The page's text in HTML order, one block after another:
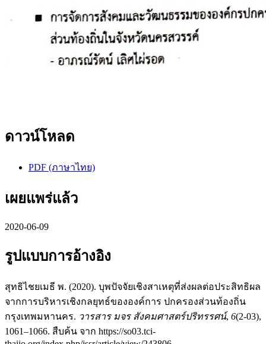
ดาวน์โหลด
PDF (ภาษาไทย)
เผยแพร่แล้ว
2020-06-09
รูปแบบการอ้างอิง
สุทธิไชยเมธี พ. (2020). บุพปัจจัยเชิงสาเหตุที่ส่งผลต่อประสิทธิผล
จากการบริหารเชิงกลยุทธ์ขององค์การ ปกครองส่วนท้องถิ่น
กรุงเทพมหานคร. วารสาร มจร สังคมศาสตร์ปริทรรศน์, 6(2-03),
1061–1066. สืบค้น จาก https://so03.tci-